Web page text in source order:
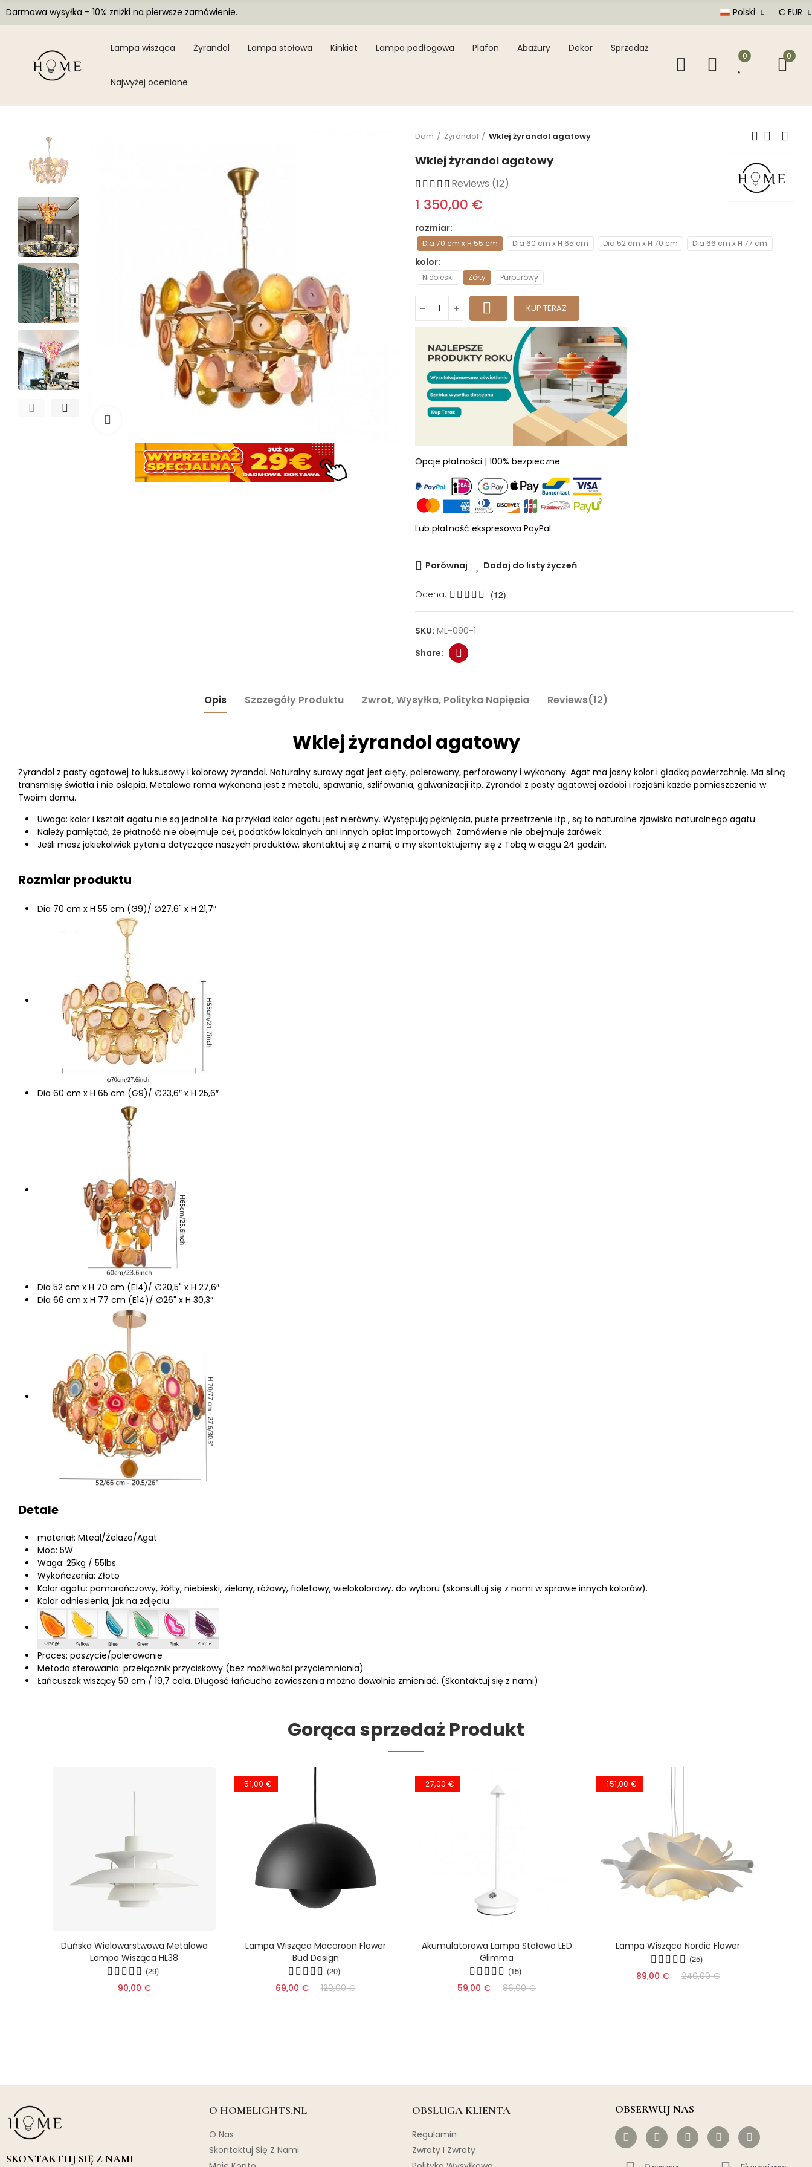
Darmowa wysyłka – 10% zniżki na pierwsze zamówienie. Polski € EUR
Lampa wisząca Żyrandol Lampa stołowa Kinkiet Lampa podłogowa Plafon Abażury Dekor Sprzedaż
Najwyżej oceniane
0 0
Dom Żyrandol Wklej żyrandol agatowy
Wklej żyrandol agatowy
Reviews (12)
1 350,00 €
rozmiar
Dia 70 cm x H 55 cm Dia 60 cm x H 65 cm Dia 52 cm x H 70 cm Dia 66 cm x H 77 cm
kolor
Niebieski Zółty Purpurowy
KUP TERAZ
Opcje płatności | 100% bezpieczne
Lub płatność ekspresowa PayPal
Porównaj Dodaj do listy życzeń
Ocena: (12)
SKU: ML-090-1
Opis Szczegóły Produktu Zwrot, Wysyłka, Polityka Napięcia Reviews(12)
Wklej żyrandol agatowy
Żyrandol z pasty agatowej to luksusowy i kolorowy żyrandol. Naturalny surowy agat jest cięty, polerowany, perforowany i wykonany. Agat ma jasny kolor i gładką powierzchnię. Ma silną
transmisję światła i nie oślepia. Metalowa rama wykonana jest z metalu, spawania, szlifowania, galwanizacji itp. Żyrandol z pasty agatowej ozdobi i rozjaśni każde pomieszczenie w
Twoim domu.
Uwaga: kolor i kształt agatu nie są jednolite. Na przykład kolor agatu jest nierówny. Występują pęknięcia, puste przestrzenie itp., są to naturalne zjawiska naturalnego agatu.
Należy pamiętać, że płatność nie obejmuje ceł, podatków lokalnych ani innych opłat importowych. Zamówienie nie obejmuje żarówek.
Jeśli masz jakiekolwiek pytania dotyczące naszych produktów, skontaktuj się z nami, a my skontaktujemy się z Tobą w ciągu 24 godzin.
Rozmiar produktu
Dia 70 cm x H 55 cm (G9)/ ∅27,6" x H 21,7″
Dia 60 cm x H 65 cm (G9)/ ∅23,6″ x H 25,6″
Dia 52 cm x H 70 cm (E14)/ ∅20,5" x H 27,6″
Dia 66 cm x H 77 cm (E14)/ ∅26" x H 30,3″
Detale
materiał: Mteal/Żelazo/Agat
Moc: 5W
Waga: 25kg / 55lbs
Wykończenia: Złoto
Kolor agatu: pomarańczowy, żółty, niebieski, zielony, różowy, fioletowy, wielokolorowy. do wyboru (skonsultuj się z nami w sprawie innych kolorów).
Kolor odniesienia, jak na zdjęciu:
Proces: poszycie/polerowanie
Metoda sterowania: przełącznik przyciskowy (bez możliwości przyciemniania)
Łańcuszek wiszący 50 cm / 19,7 cala. Długość łańcucha zawieszenia można dowolnie zmieniać. (Skontaktuj się z nami)
Gorąca sprzedaż Produkt
Duńska Wielowarstwowa Metalowa
Lampa Wisząca HL38
(29)
90,00 €
-51,00 €
Lampa Wisząca Macaroon Flower
Bud Design
(20)
69,00 € 120,00 €
-27,00 €
Akumulatorowa Lampa Stołowa LED
Glimma
(15)
59,00 € 86,00 €
-151,00 €
Lampa Wisząca Nordic Flower
(25)
89,00 € 240,00 €
SKONTAKTUJ SIĘ Z NAMI
O HOMELIGHTS.NL
O Nas
Skontaktuj Się Z Nami
OBSŁUGA KLIENTA
Regulamin
Zwroty I Zwroty
OBSERWUJ NAS